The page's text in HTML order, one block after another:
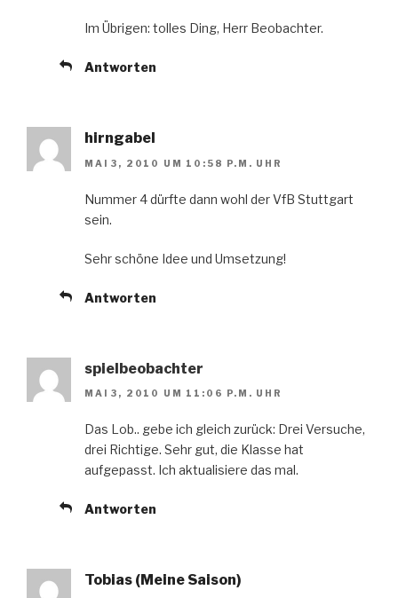
Im Übrigen: tolles Ding, Herr Beobachter.
Antworten
hirngabel
MAI 3, 2010 UM 10:58 P.M. UHR
Nummer 4 dürfte dann wohl der VfB Stuttgart
sein.
Sehr schöne Idee und Umsetzung!
Antworten
spielbeobachter
MAI 3, 2010 UM 11:06 P.M. UHR
Das Lob.. gebe ich gleich zurück: Drei Versuche,
drei Richtige. Sehr gut, die Klasse hat
aufgepasst. Ich aktualisiere das mal.
Antworten
Tobias (Meine Saison)